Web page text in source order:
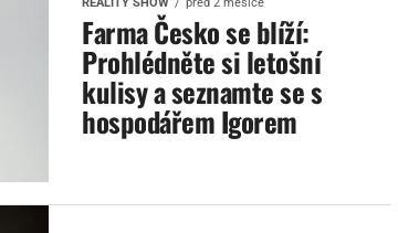
Farma Česko se blíží:
Prohlédněte si letošní
kulisy a seznamte se s
hospodářem Igorem